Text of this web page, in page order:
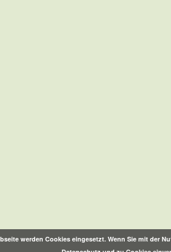
werden Cookies eingesetzt. Wenn Sie mit der